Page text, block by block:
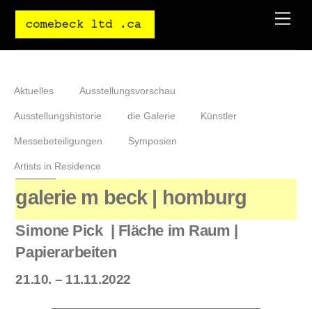
Aktuelles Ausstellungsvorschau
Ausstellungshistorie die Galerie Künstler
Messebeteiligungen Symposien
Artists in Residence
galerie m beck | homburg
Simone Pick | Fläche im Raum |
Papierarbeiten
21.10. – 11.11.2022